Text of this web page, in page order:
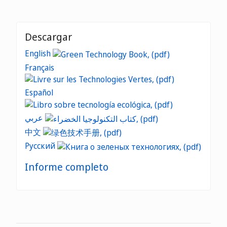
Descargar
English
Français
Español
中文
Русский
Informe completo